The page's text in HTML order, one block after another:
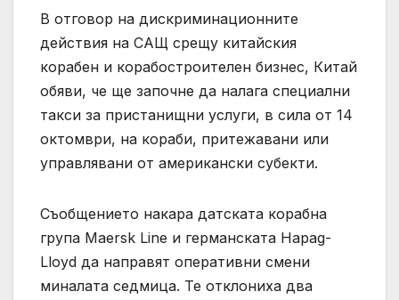
В отговор на дискриминационните
действия на САЩ срещу китайския
корабен и корабостроителен бизнес, Китай
обяви, че ще започне да налага специални
такси за пристанищни услуги, в сила от 14
октомври, на кораби, притежавани или
управлявани от американски субекти.
Съобщението накара датската корабна
група Maersk Line и германската Hapag-
Lloyd да направят оперативни смени
миналата седмица. Те отклониха два